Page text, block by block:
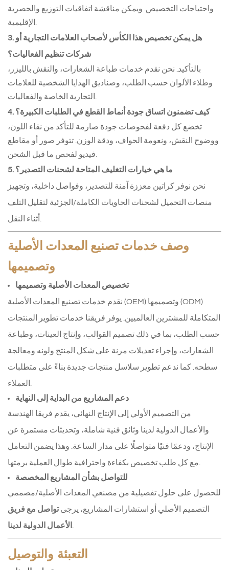
واحتياجات التخصيص. ويمكن مناقشة اتفاقيات التوزيع والحصرية
3. هل يمكن تخصيص هذا الكأس لأصحاب العلامات التجارية أو
شركات تنظيم الفعاليات؟
بالتأكيد. نحن نقدم خدمات طباعة الشعارات، والنقش بالليزر،
وطلاء الألوان حسب الطلب، وصناديق الهدايا الشخصية للعلامات
4. كيف تضمنون اتساق جودة أنماط القطع في الطلبات الكبيرة؟
تخضع كل دفعة لفحوصات جودة صارمة للتأكد من نقاء اللون،
ووضوح النقش، ونعومة الحواف، ودقة الوزن. تتوفر صور أو مقاطع
5. ما هي خيارات التغليف المتاحة لشحنات التصدير؟
نحن نوفر كراتين معززة آمنة للتصدير، وفواصل داخلية، وتجهيز
منصات التحميل لشحنات الحاويات الكاملة/الجزئية لتقليل التلف
وصف خدمات تصنيع المعدات الأصلية
وتصميمها
تخصيص المعدات الأصلية وتصميمها
نقدم خدمات تصنيع المعدات الأصلية (OEM) وتصميمها (ODM)
المتكاملة للمشترين العالميين. يوفر فريقنا خدمات تطوير المنتجات
حسب الطلب، بما في ذلك تصميم القوالب، وإنتاج العينات، وطباعة
الشعارات، وإجراء تعديلات مرنة على شكل المنتج ولونه ومعالجة
سطحه. كما ندعم تطوير سلاسل منتجات جديدة بناءً على متطلبات
دعم المشاريع من البداية إلى النهاية
من التصميم الأولي إلى الإنتاج النهائي، يقدم فريقا الهندسة
والأعمال الدولية لدينا وثائق فنية شاملة، وتحديثات مستمرة عن
الإنتاج، ودعمًا فنيًا متواصلًا على مدار الساعة. وهذا يضمن التعامل
للتواصل بشأن المشاريع المخصصة
للحصول على حلول تفصيلية من مصنعي المعدات الأصلية/مصممي
التصميم الأصلي أو استشارات المشاريع، يرجىتواصل مع فريق
الأعمال الدولية لدينا
التعبئة والتوصيل